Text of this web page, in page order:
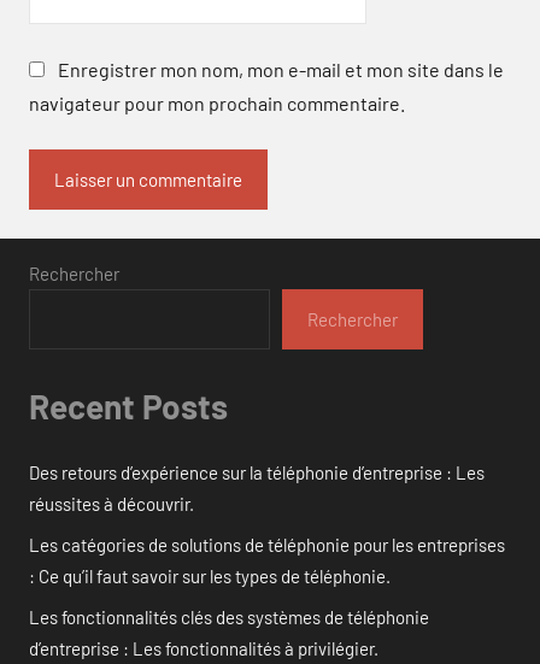
Enregistrer mon nom, mon e-mail et mon site dans le
navigateur pour mon prochain commentaire.
Rechercher
Rechercher
Recent Posts
Des retours d’expérience sur la téléphonie d’entreprise : Les
réussites à découvrir.
Les catégories de solutions de téléphonie pour les entreprises
: Ce qu’il faut savoir sur les types de téléphonie.
Les fonctionnalités clés des systèmes de téléphonie
d’entreprise : Les fonctionnalités à privilégier.